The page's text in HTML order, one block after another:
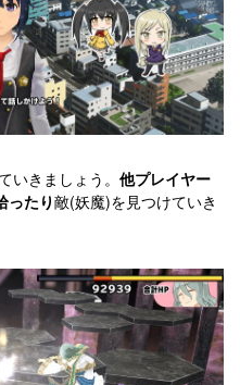
きましょう。 他プレイヤー
ったり敵(妖魔)を見つけていき